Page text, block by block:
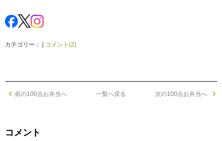
カテゴリー： | コメント(2)
前の100点お弁当へ 次の100点お弁当へ
一覧へ戻る
コメント